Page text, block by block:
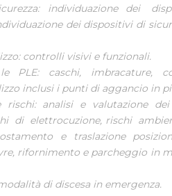
individuazione dei
dei dispositivi di
controlli visivi e funzionali.
PLE: caschi, imbracature,
inclusi i punti di aggancio in
analisi e valutazione
di elettrocuzione, rischi
e traslazione
rifornimento e parcheggio in
di discesa in emergenza.